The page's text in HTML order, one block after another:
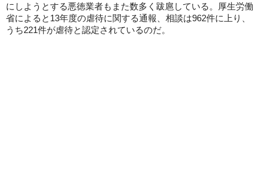
にしようとする悪徳業者もまた数多く跋扈している。厚生労働
省によると13年度の虐待に関する通報、相談は962件に上り、
うち221件が虐待と認定されているのだ。